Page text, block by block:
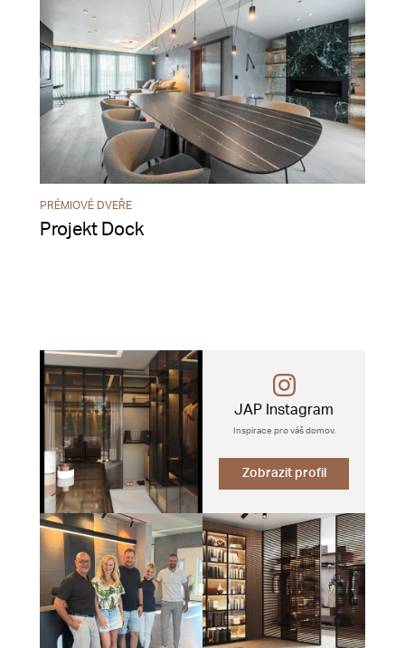
PRÉMIOVÉ DVEŘE
Projekt Dock
JAP Instagram
Inspirace pro váš domov.
Zobrazit profil